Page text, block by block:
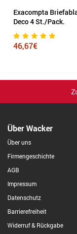
Exacompta
Deco 4 St./Pack.
46,67€
Über Wacker
Über uns
Firmengeschichte
AGB
Impressum
Datenschutz
Barrierefreiheit
Widerruf & Rückgabe